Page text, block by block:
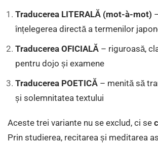
Traducerea LITERALĂ (mot-à-mot)
înțelegerea directă a termenilor
Traducerea OFICIALĂ – riguroasă,
pentru dojo și examene
Traducerea POETICĂ – menită să
și solemnitatea textului
Aceste trei variante nu se exclud, ci se
Prin studierea, recitarea și meditarea